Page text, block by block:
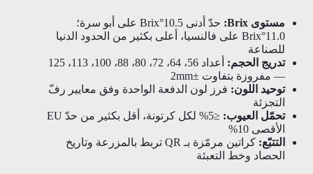
مستوى Brix:
حدّ أدنى 10.5°Brix على أبو سرة؛
11.0°Brix على فالنسيا، أعلى بكثير من الحدود الدنيا
للصناعة
تدريج الحجم:
أعداد 56، 64، 72، 80، 88، 100، 113، 125
— مفروزة بتفاوت ±2mm
توحيد اللون: فرز لون الدفعة الواحدة وفق معايير رفّ
التجزئة
تحمّل العيوب:
≤5% لكل كرتونة، أقل بكثير من حدّ EU
الأقصى 10%
التتبّع:
كراتين مرمّزة بـ QR تربط بالمزرعة وتاريخ
الحصاد وخط التعبئة